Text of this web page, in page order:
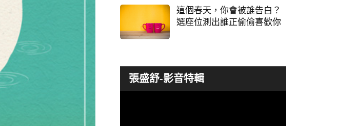
這個春天，你會被誰告白？
選座位測出誰正偷偷喜歡你
張盛舒-影音特輯